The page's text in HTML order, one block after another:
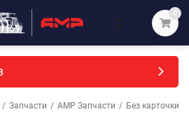
0
/ Запчасти / АМР Запчасти / Без карточки